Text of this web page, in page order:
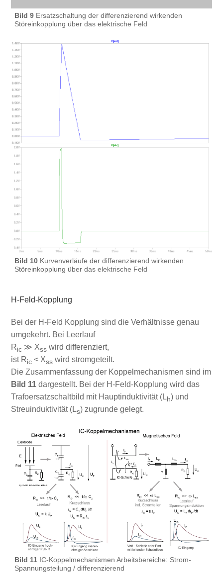
Bild 9Ersatzschaltung der differenzierend wirkenden
Störeinkopplung über das elektrische Feld
Bild 10Kurvenverläufe der differenzierend wirkenden
Störeinkopplung über das elektrische Feld
H-Feld-Kopplung
Bei der H-Feld Kopplung sind die Verhältnisse genau
umgekehrt. Bei Leerlauf
Ric≫ Xsswird differenziert,
ist Ric< Xsswird stromgeteilt.
Die Zusammenfassung der Koppelmechanismen sind im
Bild 11dargestellt. Bei der H-Feld-Kopplung wird das
Trafoersatzschaltbild mit Hauptinduktivität (Lh) und
Streuinduktivität (Ls) zugrunde gelegt.
Bild 11IC-Koppelmechanismen Arbeitsbereiche: Strom-
Spannungsteilung / differenzierend